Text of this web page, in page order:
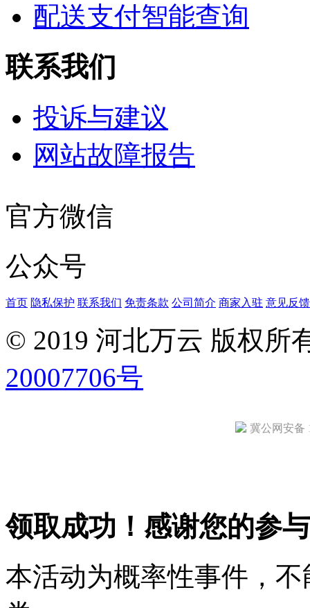
配送支付智能查询
联系我们
投诉与建议
网站故障报告
官方微信
公众号
首页 隐私保护 联系我们 免责条款 公司简介 商家入驻 意见反馈
© 2019 河北万云 版权
20007706号
冀公网安备
领取成功！感谢您的参
本活动为概率性事件，